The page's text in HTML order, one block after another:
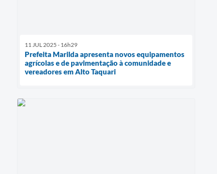
11 JUL 2025 - 16h29
Prefeita Marilda apresenta novos equipamentos
agrícolas e de pavimentação à comunidade e
vereadores em Alto Taquari